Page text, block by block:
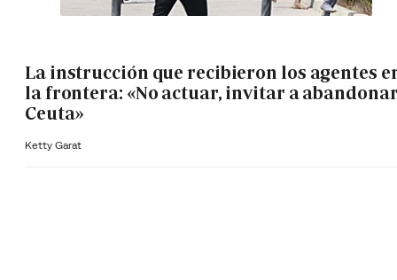
La instrucción que recibieron los agentes
la frontera: «No actuar, invitar a
Ceuta»
Ketty Garat